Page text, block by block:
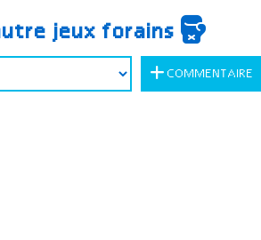
jeux forains
COMMENTAIRE